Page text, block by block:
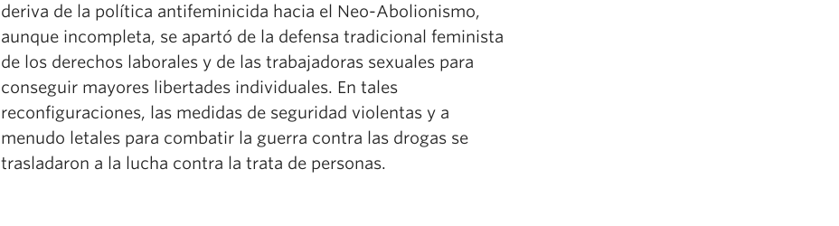
deriva de la política antifeminicida hacia el Neo-Abolionismo,
aunque incompleta, se apartó de la defensa tradicional feminista
de los derechos laborales y de las trabajadoras sexuales para
conseguir mayores libertades individuales. En tales
reconfiguraciones, las medidas de seguridad violentas y a
menudo letales para combatir la guerra contra las drogas se
trasladaron a la lucha contra la trata de personas.